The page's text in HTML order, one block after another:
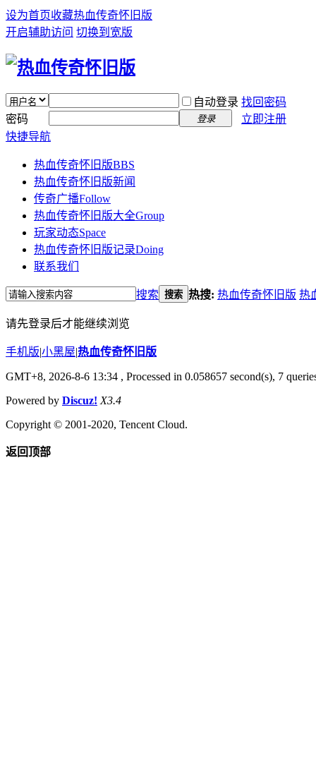
设为首页收藏热血传奇怀旧版
开启辅助访问 切换到宽版
自动登录 找回密码
密码
登录
立即注册
快捷导航
热血传奇怀旧版BBS
热血传奇怀旧版新闻
传奇广播Follow
热血传奇怀旧版大全Group
玩家动态Space
热血传奇怀旧版记录Doing
联系我们
搜索 搜索 热搜: 热血传奇怀旧版 热
请先登录后才能继续浏览
手机版|小黑屋|热血传奇怀旧版
GMT+8, 2026-8-6 13:34 , Processed in 0.058657 second(s), 7
Powered by Discuz! X3.4
Copyright © 2001-2020, Tencent Cloud.
返回顶部